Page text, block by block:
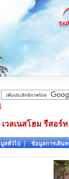
เวลเนสโฮม รีสอร์
ลทั่วไป ข้อมูลการเดินท